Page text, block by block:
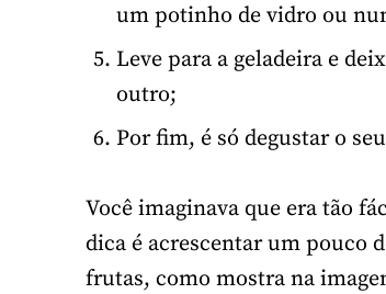
um potinho de vidro ou
Leve para a geladeira e
outro;
Por fim, é só degustar o
Você imaginava que era tão
dica é acrescentar um pouco
frutas, como mostra na